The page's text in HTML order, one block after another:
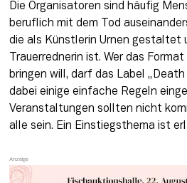
Die Organisatoren sind häufig
beruflich mit dem Tod
die als Künstlerin Urnen gestaltet
Trauerrednerin ist. Wer das
bringen will, darf das Label
dabei einige einfache Regeln
Veranstaltungen sollten nicht
alle sein. Ein Einstiegsthema ist